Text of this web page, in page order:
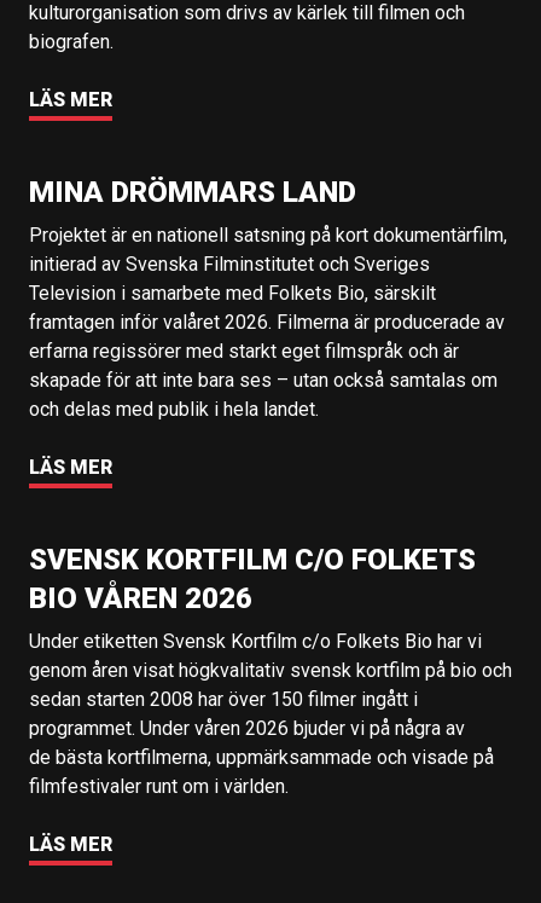
kulturorganisation som drivs av kärlek till filmen och
biografen.
LÄS MER
MINA DRÖMMARS LAND
Projektet är en nationell satsning på kort dokumentärfilm,
initierad av Svenska Filminstitutet och Sveriges
Television i samarbete med Folkets Bio, särskilt
framtagen inför valåret 2026. Filmerna är producerade av
erfarna regissörer med starkt eget filmspråk och är
skapade för att inte bara ses – utan också samtalas om
och delas med publik i hela landet.
LÄS MER
SVENSK KORTFILM C/O FOLKETS
BIO VÅREN 2026
Under etiketten Svensk Kortfilm c/o Folkets Bio har vi
genom åren visat högkvalitativ svensk kortfilm på bio och
sedan starten 2008 har över 150 filmer ingått i
programmet. Under våren 2026 bjuder vi på några av
de bästa kortfilmerna, uppmärksammade och visade på
filmfestivaler runt om i världen.
LÄS MER